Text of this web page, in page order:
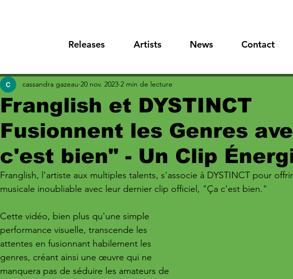
Releases Artists News Contact
Franglish et DYSTINCT
Fusionnent les Genres
c'est bien" - Un Clip
cassandra gazeau 20 nov. 2023 2 min de lecture
Franglish, l'artiste aux multiples talents, s'associe à DYSTINCT pour
musicale inoubliable avec leur dernier clip officiel, "Ça c'est bien."
Cette vidéo, bien plus qu'une simple
performance visuelle, transcende les
attentes en fusionnant habilement les
genres, créant ainsi une œuvre qui ne
manquera pas de séduire les amateurs de